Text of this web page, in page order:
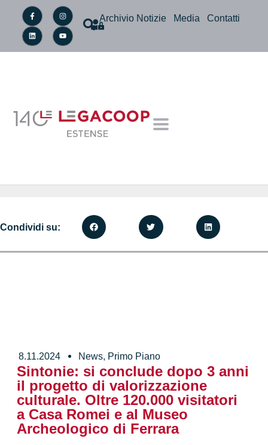
Archivio Notizie Media Contatti
8.11.2024 News, Primo Piano
Sintonie: si conclude dopo 3 anni
il progetto di valorizzazione
culturale. Oltre 120.000 visitatori
a Casa Romei e al Museo
Archeologico di Ferrara
Condividi su: